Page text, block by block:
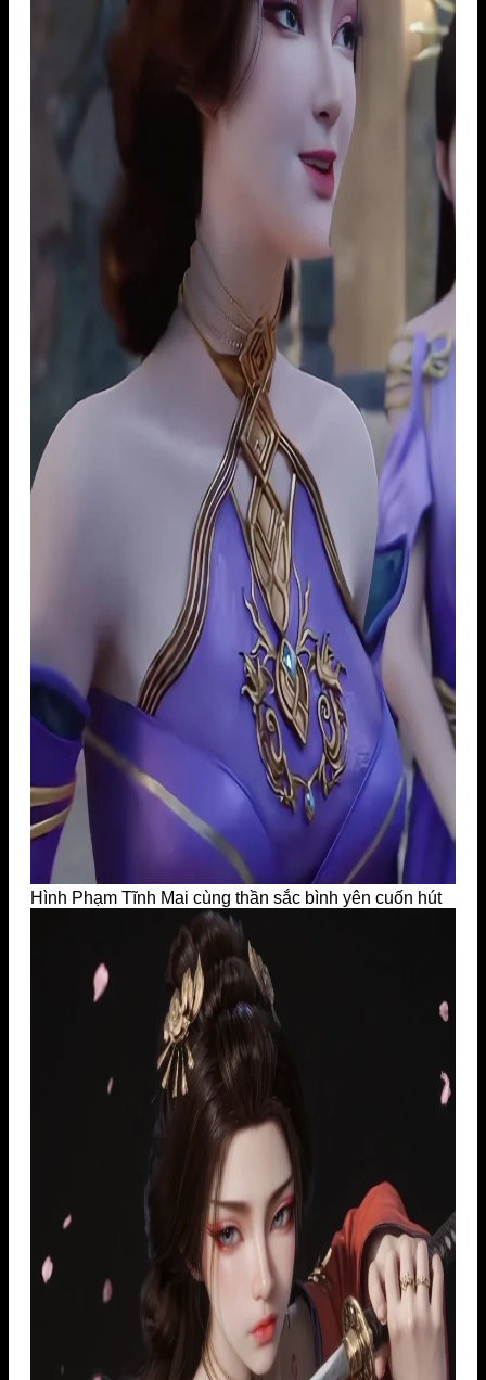
Hình Phạm Tĩnh Mai cùng thần sắc bình yên cuốn hút